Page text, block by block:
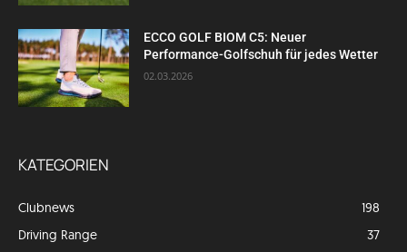
ECCO GOLF BIOM C5: Neuer
Performance-Golfschuh für jedes Wetter
02.03.2026
KATEGORIEN
Clubnews
198
Driving Range
37